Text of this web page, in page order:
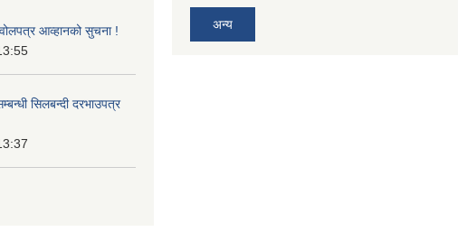
वोलपत्र आव्हानको सुचना !
सिलबन्दी दरभाउपत्र
अन्य